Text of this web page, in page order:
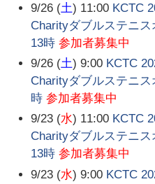
9/26 (土) 11:00 KCTC
Charityダブルステニ
13時 参加者募集中
9/26 (土) 9:00 KCTC
Charityダブルステニ
時 参加者募集中
9/23 (水) 11:00 KCTC
Charityダブルステニ
13時 参加者募集中
9/23 (水) 9:00 KCTC